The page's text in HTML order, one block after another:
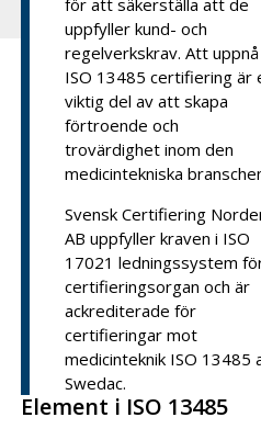
för att säkerställa att de
uppfyller kund- och
regelverkskrav. Att uppnå
ISO 13485 certifiering är
viktig del av att skapa
förtroende och
trovärdighet inom den
medicintekniska
Svensk Certifiering
AB uppfyller kraven i ISO
17021 ledningssystem
certifieringsorgan och är
ackrediterade för
certifieringar mot
medicinteknik ISO 13485
Swedac.
Element i ISO 13485